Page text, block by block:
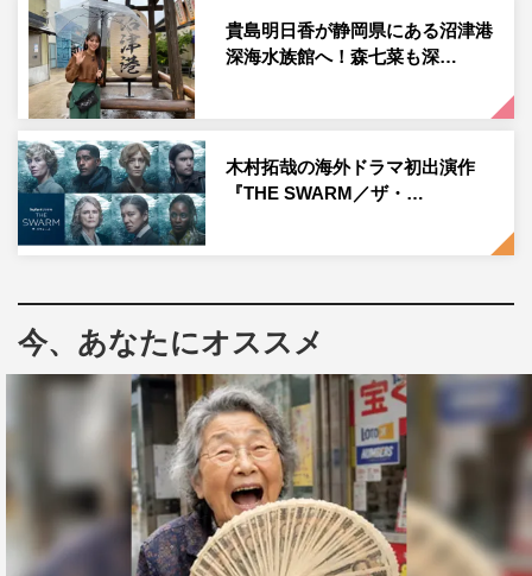
のターゲットのひとつに据えていた“深海で大爆笑する”超
希少生物の姿が。爆笑問題の太田光は、その姿形に思わず
「客席にほしい」と語る。そして、最後には、20年前に一
度だけ確認されことがある超貴重な光景の撮影に成功す
る。
『爆笑問題の深海WANTED９』左から）鈴木香里武、照英、深海撮影
のスペシャリストたち（富山湾）©テレビ静岡
一方、日本一深い湾である駿河湾（静岡県）でも、 50年
貴島明日香が静岡県にある沼津港
深海水族館へ！森七菜も深…
木村拓哉の海外ドラマ初出演作
『THE SWARM／ザ・…
今、あなたにオススメ